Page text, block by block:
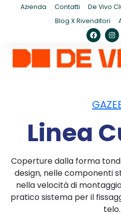
Azienda Contatti De Vivo
Blog X Rivenditori
Linea
Coperture dalla forma
design, nelle componenti
nella velocità di
pratico sistema per il
telo.